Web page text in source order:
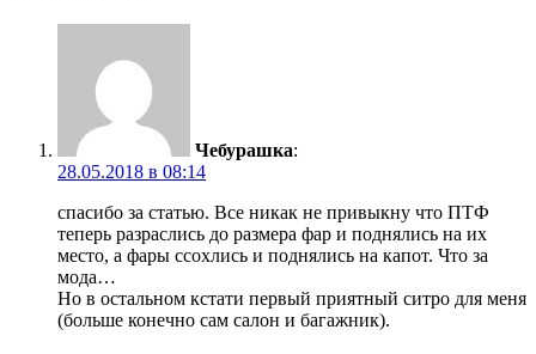
Чебурашка:
28.05.2018 в 08:14
спасибо за статью. Все никак не привыкну что ПТФ
теперь разраслись до размера фар и поднялись на их
место, а фары ссохлись и поднялись на капот. Что за
мода…
Но в остальном кстати первый приятный ситро для меня
(больше конечно сам салон и багажник).